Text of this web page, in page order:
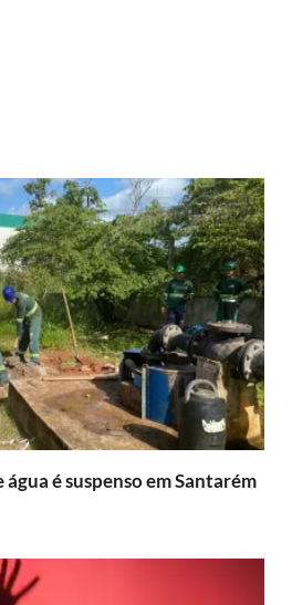
é suspenso em Santarém